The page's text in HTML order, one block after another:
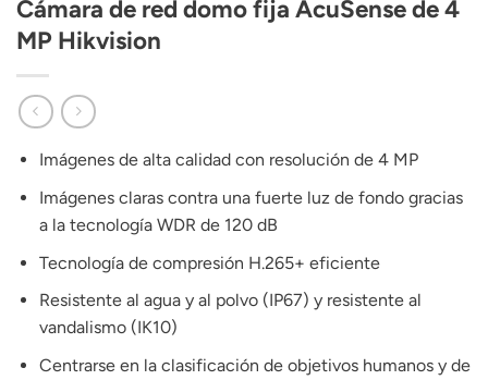
Cámara de red domo fija AcuSense de 4
MP Hikvision
Imágenes de alta calidad con resolución de 4 MP
Imágenes claras contra una fuerte luz de fondo gracias
a la tecnología WDR de 120 dB
Tecnología de compresión H.265+ eficiente
Resistente al agua y al polvo (IP67) y resistente al
vandalismo (IK10)
Centrarse en la clasificación de objetivos humanos y de